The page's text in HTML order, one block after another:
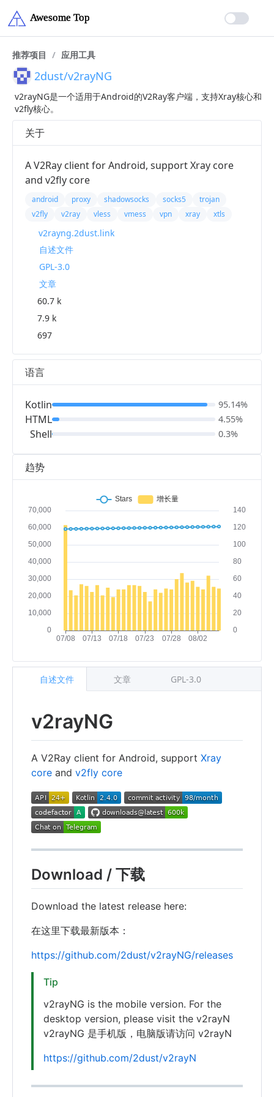
推荐项目 / 应用工具
2dust/v2rayNG
v2rayNG是一个适用于Android的V2Ray客户端，支持Xray核心和
v2fly核心。
趋势
v2rayNG
A V2Ray client for Android, support Xray
core and v2fly core
Download / 下载
Download the latest release here:
在这里下载最新版本：
https://github.com/2dust/v2rayNG/releases
Tip
v2rayNG is the mobile version. For the
desktop version, please visit the v2rayN
v2rayNG 是手机版，电脑版请访问 v2rayN
https://github.com/2dust/v2rayN
自述文件 文章 GPL-3.0
关于
A V2Ray client for Android, support Xray core
and v2fly core
android proxy shadowsocks socks5
trojan
v2fly
v2ray vless vmess vpn xray xtls
v2rayng.2dust.link
自述文件
GPL-3.0
文章
60.7 k
7.9 k
697
语言
Kotlin
HTML
Shell
95.14%
4.55%
0.3%